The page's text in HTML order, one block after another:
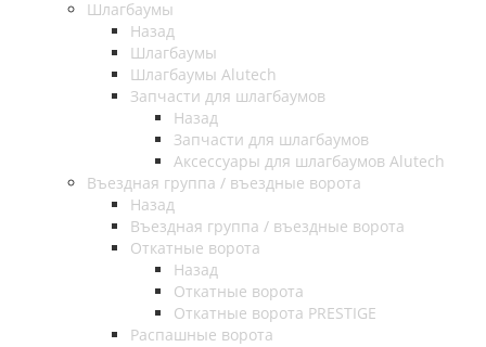
Шлагбаумы
Назад
Шлагбаумы
Шлагбаумы Alutech
Запчасти для шлагбаумов
Назад
Запчасти для шлагбаумов
Аксессуары для шлагбаумов Alutech
Въездная группа / въездные ворота
Назад
Въездная группа / въездные ворота
Откатные ворота
Назад
Откатные ворота
Откатные ворота PRESTIGE
Распашные ворота